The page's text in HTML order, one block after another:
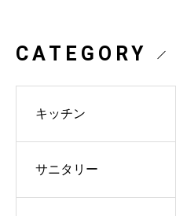
CATEGORY
キッチン
サニタリー